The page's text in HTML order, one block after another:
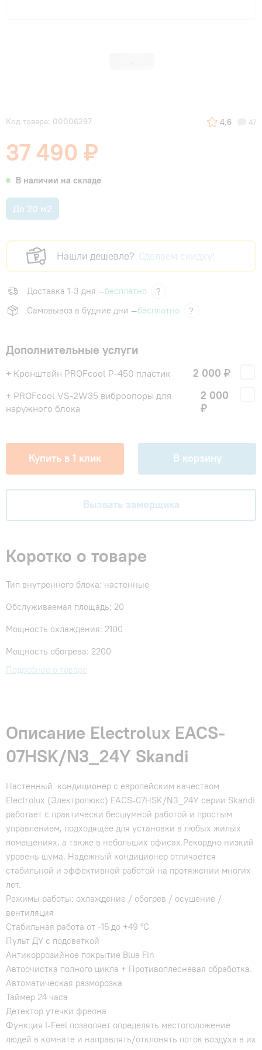
Код товара: 00006297 4.6 47
37 490 ₽
В наличии на складе
До 20 м2
Нашли дешевле? Сделаем скидку!
Доставка 1-3 дня —бесплатно
?
Самовывоз в будние дни —бесплатно ?
Дополнительные услуги
+ Кронштейн PROFcool P-450 пластик 2 000 ₽
+ PROFcool VS-2W35 виброопоры для
наружного блока
2 000
₽
Купить в 1 клик В корзину
Вызвать замерщика
Коротко о товаре
Тип внутреннего блока: настенные
Обслуживаемая площадь: 20
Мощность охлаждения: 2100
Мощность обогрева: 2200
Подробнее о товаре
Описание Electrolux EACS-
07HSK/N3_24Y Skandi
Настенный кондиционер с европейским качеством
Electrolux (Электролюкс) EACS-07HSK/N3_24Y серии Skandi
работает с практически бесшумной работой и простым
управлением, подходящее для установки в любых жилых
помещениях, а также в небольших офисах.Рекордно низкий
уровень шума. Надежный кондиционер отличается
стабильной и эффективной работой на протяжении многих
лет.
Режимы работы: охлаждение / обогрев / осушение /
вентиляция
Стабильная работа от -15 до +49 °C
Пульт ДУ с подсветкой
Антикоррозийное покрытие Blue Fin
Автоочистка полного цикла + Противоплесневая обработка.
Автоматическая разморозка
Таймер 24 часа
Детектор утечки фреона
Функция I-Feel позволяет определять местоположение
людей в комнате и направлять/отклонять поток воздуха в их